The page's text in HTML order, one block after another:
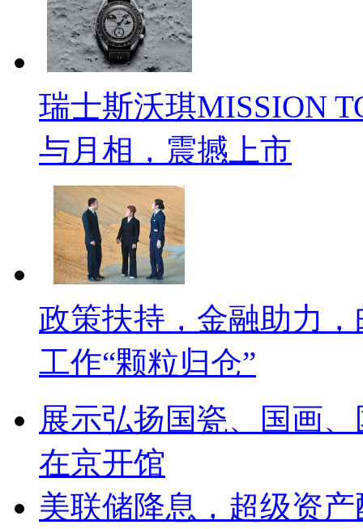
瑞士斯沃琪MISSION
与月相，震撼上市
政策扶持，金融助力
工作“颗粒归仓”
展示弘扬国瓷、国画
在京开馆
美联储降息，超级资